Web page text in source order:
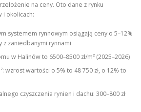
na ceny. Oto dane z rynku
i okolicach:
systemem rynnowym osiągają ceny o 5–12%
z zaniedbanymi rynnami
w Halinów to 6500–8500 zł/m² (2025–2026)
wzrost wartości o 5% to 48 750 zł, o 12% to
czyszczenia rynien i dachu: 300–800 zł